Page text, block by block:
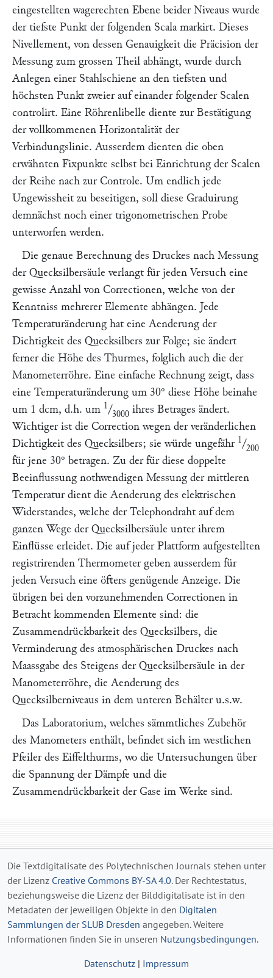
eingestellten wagerechten Ebene beider Niveaus wurde
der tiefste Punkt der folgenden Scala markirt. Dieses
Nivellement, von dessen Genauigkeit die Präcision der
Messung zum grossen Theil abhängt, wurde durch
Anlegen einer Stahlschiene an den tiefsten und
höchsten Punkt zweier auf einander folgender Scalen
controlirt. Eine Röhrenlibelle diente zur Bestätigung
der vollkommenen Horizontalität der
Verbindungslinie. Ausserdem dienten die oben
erwähnten Fixpunkte selbst bei Einrichtung der Scalen
der Reihe nach zur Controle. Um endlich jede
Ungewissheit zu beseitigen, soll diese Graduirung
demnächst noch einer trigonometrischen Probe
unterworfen werden.
Die genaue Berechnung des Druckes nach Messung
der Quecksilbersäule verlangt für jeden Versuch eine
gewisse Anzahl von Correctionen, welche von der
Kenntniss mehrerer Elemente abhängen. Jede
Temperaturänderung hat eine Aenderung der
Dichtigkeit des Quecksilbers zur Folge; sie ändert
ferner die Höhe des Thurmes, folglich auch die der
Manometerröhre. Eine einfache Rechnung zeigt, dass
eine Temperaturänderung um 30° diese Höhe beinahe
um 1 dcm, d.h. um 1 /3000 ihres Betrages ändert.
Wichtiger ist die Correction wegen der veränderlichen
Dichtigkeit des Quecksilbers; sie würde ungefähr 1 /200
für jene 30° betragen. Zu der für diese doppelte
Beeinflussung nothwendigen Messung der mittleren
Temperatur dient die Aenderung des elektrischen
Widerstandes, welche der Telephondraht auf dem
ganzen Wege der Quecksilbersäule unter ihrem
Einflüsse erleidet. Die auf jeder Plattform aufgestellten
registrirenden Thermometer geben ausserdem für
jeden Versuch eine öfters genügende Anzeige. Die
übrigen bei den vorzunehmenden Correctionen in
Betracht kommenden Elemente sind: die
Zusammendrückbarkeit des Quecksilbers, die
Verminderung des atmosphärischen Druckes nach
Maassgabe des Steigens der Quecksilbersäule in der
Manometerröhre, die Aenderung des
Quecksilberniveaus in dem unteren Behälter u.s.w.
Das Laboratorium, welches sämmtliches Zubehör
des Manometers enthält, befindet sich im westlichen
Pfeiler des Eiffelthurms, wo die Untersuchungen über
die Spannung der Dämpfe und die
Zusammendrückbarkeit der Gase im Werke sind.
Die Textdigitalisate des Polytechnischen Journals stehen unter
der Lizenz Creative Commons BY-SA 4.0. Der Rechtestatus,
beziehungsweise die Lizenz der Bilddigitalisate ist in den
Metadaten der jeweiligen Objekte in den Digitalen
Sammlungen der SLUB Dresden angegeben. Weitere
Informationen finden Sie in unseren Nutzungsbedingungen.
Datenschutz | Impressum